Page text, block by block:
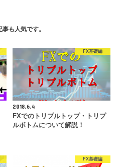
も人気です。
FX基礎編
2018.6.4
FXでのトリプルトップ・トリプ
ルボトムについて解説！
FX基礎編